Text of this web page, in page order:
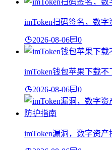
imToken扫码签名，数
2026-08-06 0
imToken钱包苹果下载
2026-08-06 0
imToken漏洞，数字资